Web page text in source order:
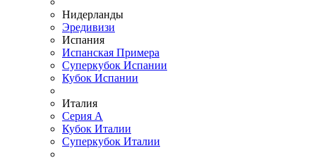
Нидерланды
Эредивизи
Испания
Испанская Примера
Суперкубок Испании
Кубок Испании
Италия
Серия А
Кубок Италии
Суперкубок Италии